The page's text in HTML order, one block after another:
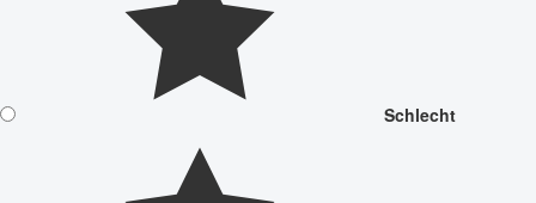
Schlecht